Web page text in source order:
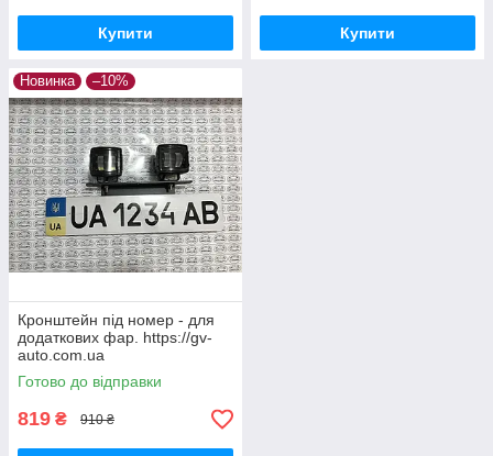
Купити Купити
Новинка –10%
Кронштейн під номер - для
додаткових фар. https://gv-
auto.com.ua
Готово до відправки
819 ₴ 910 ₴